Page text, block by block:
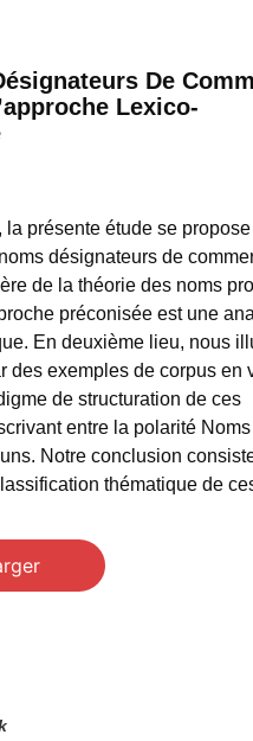
De
Lexico-
la présente étude se propose
désignateurs de
de la théorie des noms
préconisée est une
En deuxième lieu, nous
des exemples de corpus en
de structuration de ces
entre la polarité
Notre conclusion
thématique de